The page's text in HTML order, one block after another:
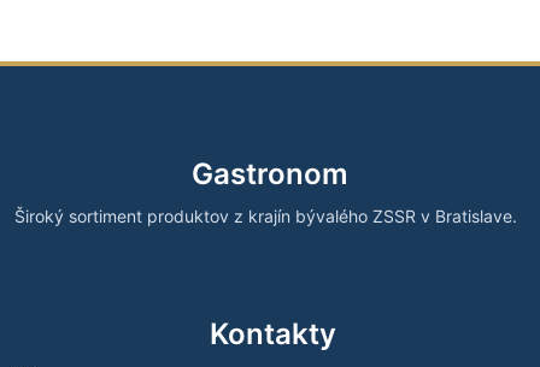
Gastronom
Široký sortiment produktov z krajín bývalého ZSSR v Bratislave.
Kontakty